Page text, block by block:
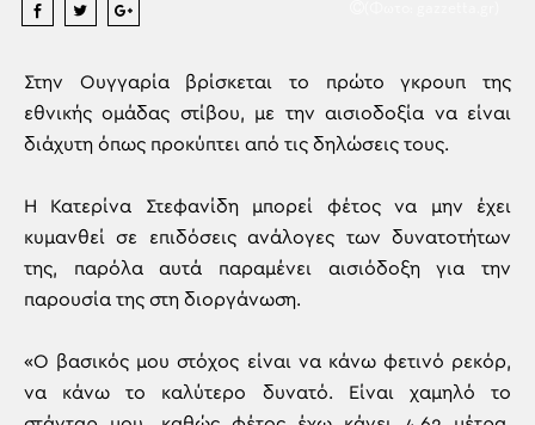
Στην Ουγγαρία βρίσκεται το πρώτο γκρουπ της
εθνικής ομάδας στίβου, με την αισιοδοξία να είναι
διάχυτη όπως προκύπτει από τις δηλώσεις τους.
Η Κατερίνα Στεφανίδη μπορεί φέτος να μην έχει
κυμανθεί σε επιδόσεις ανάλογες των δυνατοτήτων
της, παρόλα αυτά παραμένει αισιόδοξη για την
παρουσία της στη διοργάνωση.
«Ο βασικός μου στόχος είναι να κάνω φετινό ρεκόρ,
να κάνω το καλύτερο δυνατό. Είναι χαμηλό το